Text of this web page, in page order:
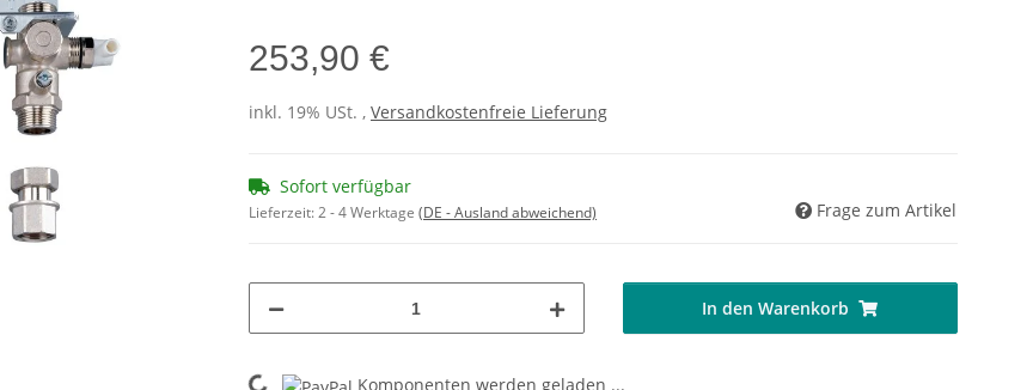
253,90 €
inkl. 19% USt. , Versandkostenfreie Lieferung
Sofort verfügbar
Lieferzeit:2 - 4 Werktage (DE - Ausland abweichend) Frage zum Artikel
In den Warenkorb
Loading... Komponenten werden geladen ...